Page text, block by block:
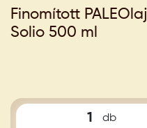
Finomított PALEOlaj
Solio 500 ml
db